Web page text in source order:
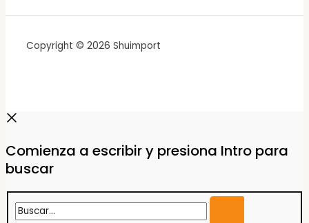
Copyright © 2026 Shuimport
Comienza a escribir y presiona Intro para
buscar